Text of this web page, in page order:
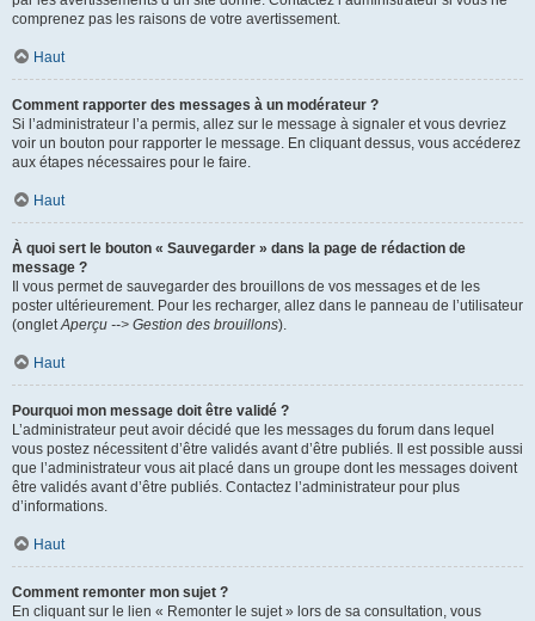
comprenez pas les raisons de votre avertissement.
Haut
Comment rapporter des messages à un modérateur ?
Si l’administrateur l’a permis, allez sur le message à signaler et vous devriez
voir un bouton pour rapporter le message. En cliquant dessus, vous accéderez
aux étapes nécessaires pour le faire.
Haut
À quoi sert le bouton « Sauvegarder » dans la page de rédaction de
message ?
Il vous permet de sauvegarder des brouillons de vos messages et de les
poster ultérieurement. Pour les recharger, allez dans le panneau de l’utilisateur
(ongletAperçu --> Gestion des brouillons).
Haut
Pourquoi mon message doit être validé ?
L’administrateur peut avoir décidé que les messages du forum dans lequel
vous postez nécessitent d’être validés avant d’être publiés. Il est possible aussi
que l’administrateur vous ait placé dans un groupe dont les messages doivent
être validés avant d’être publiés. Contactez l’administrateur pour plus
d’informations.
Haut
Comment remonter mon sujet ?
En cliquant sur le lien « Remonter le sujet » lors de sa consultation, vous